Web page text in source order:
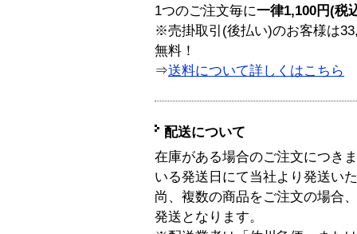
1つのご注文毎に一律1,100円(税
※売掛取引(後払い)のお客様は
無料！
⇒送料について詳しくはこちら
配送について
在庫がある場合のご注文につき
いる発送日にて当社より発送い
尚、複数の商品をご注文の場合
発送となります。